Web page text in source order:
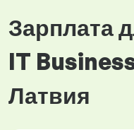
Зарплата
IT
Латвия